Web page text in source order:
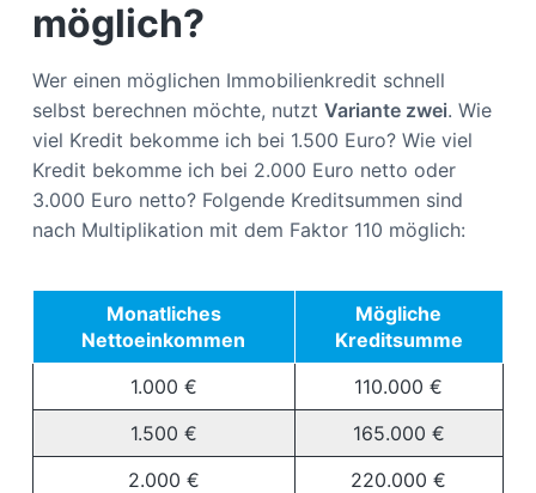
möglich?
Wer einen möglichen Immobilienkredit schnell
selbst berechnen möchte, nutzt Variante zwei. Wie
viel Kredit bekomme ich bei 1.500 Euro? Wie viel
Kredit bekomme ich bei 2.000 Euro netto oder
3.000 Euro netto? Folgende Kreditsummen sind
nach Multiplikation mit dem Faktor 110 möglich:
Monatliches
Nettoeinkommen
Mögliche
Kreditsumme
1.000 €
110.000 €
1.500 €
165.000 €
2.000 €
220.000 €